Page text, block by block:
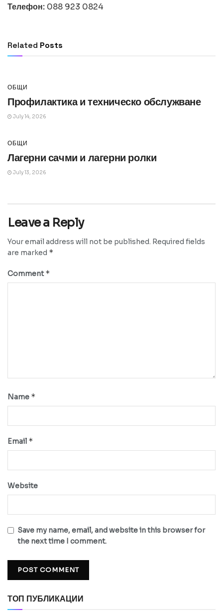
Телефон: 088 923 0824
Related Posts
ОБЩИ
ОБЩИ
Профилактика и техническо обслужване
July 14, 2026
ОБЩИ
Лагерни сачми и лагерни ролки
July 13, 2026
Leave a Reply
Your email address will not be published. Required fields
are marked *
Comment*
Name *
Email *
Website
Save my name, email, and website in this browser for
the next time I comment.
ТОП ПУБЛИКАЦИИ